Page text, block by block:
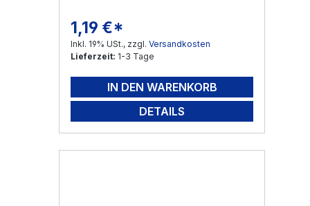
Regulärer Preis:
1,19 €*
Inkl. 19% USt., zzgl. Versandkosten
Lieferzeit: 1-3 Tage
IN DEN WARENKORB
DETAILS